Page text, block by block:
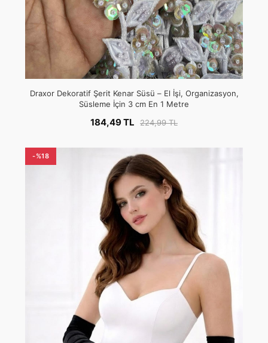
Draxor Dekoratif Şerit Kenar Süsü – El İşi, Organizasyon,
Süsleme İçin 3 cm En 1 Metre
184,49 TL 224,99 TL
-%18